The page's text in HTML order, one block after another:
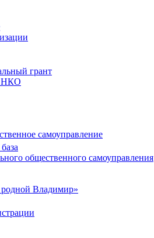
грант
НКО
самоуправление
общественного самоуправления
Владимир»